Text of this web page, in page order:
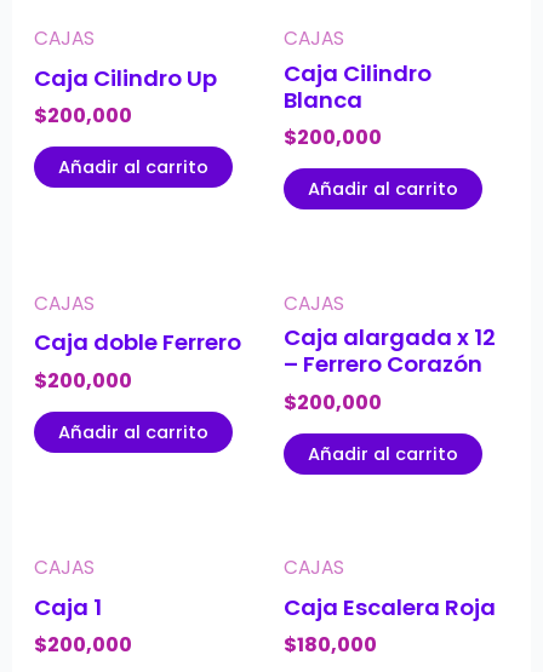
CAJAS
Caja Cilindro Up
$200,000
Añadir al carrito
CAJAS
Caja Cilindro
Blanca
$200,000
Añadir al carrito
CAJAS
Caja doble Ferrero
$200,000
Añadir al carrito
CAJAS
Caja alargada x 12
– Ferrero Corazón
$200,000
Añadir al carrito
CAJAS
Caja 1
$200,000
CAJAS
Caja Escalera Roja
$180,000